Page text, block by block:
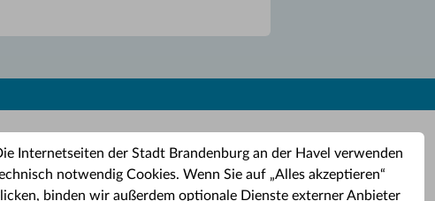
Internetseiten der Stadt Brandenburg an der Havel verwenden
notwendig Cookies. Wenn Sie auf „Alles akzeptieren“
binden wir außerdem optionale Dienste externer Anbieter